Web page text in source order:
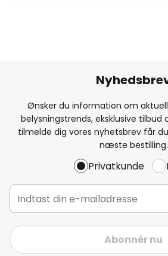
Ønsker du information om
belysningstrends, eksklusive tilbud
tilmelde dig vores nyhetsbrev får du
næste bestilling.
Privatkunde
Abonnér nu